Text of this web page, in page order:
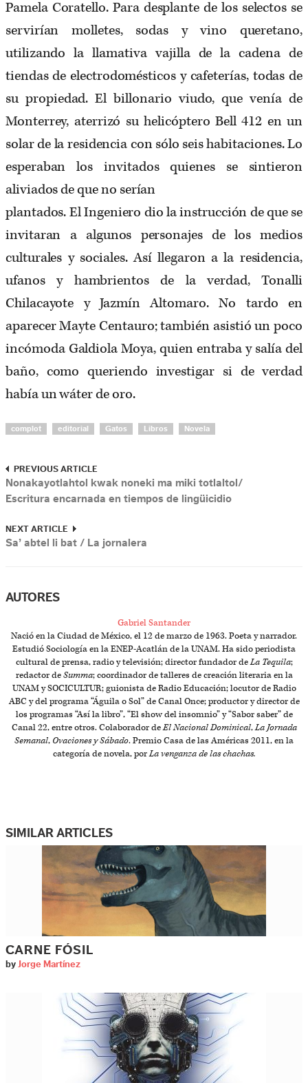
Pamela Coratello. Para desplante de los selectos se
servirían molletes, sodas y vino queretano,
utilizando la llamativa vajilla de la cadena de
tiendas de electrodomésticos y cafeterías, todas de
su propiedad. El billonario viudo, que venía de
Monterrey, aterrizó su helicóptero Bell 412 en un
solar de la residencia con sólo seis habitaciones. Lo
esperaban los invitados quienes se sintieron
aliviados de que no serían
plantados. El Ingeniero dio la instrucción de que se
invitaran a algunos personajes de los medios
culturales y sociales. Así llegaron a la residencia,
ufanos y hambrientos de la verdad, Tonalli
Chilacayote y Jazmín Altomaro. No tardo en
aparecer Mayte Centauro; también asistió un poco
incómoda Galdiola Moya, quien entraba y salía del
baño, como queriendo investigar si de verdad
había un wáter de oro.
complot editorial Gatos Libros Novela
PREVIOUS ARTICLE
Nonakayotlahtol kwak noneki ma miki totlaltol/
Escritura encarnada en tiempos de lingüicidio
NEXT ARTICLE
Sa’ abtel li bat / La jornalera
AUTORES
Gabriel Santander
Nació en la Ciudad de México, el 12 de marzo de 1963. Poeta y narrador.
Estudió Sociología en la ENEP-Acatlán de la UNAM. Ha sido periodista
cultural de prensa, radio y televisión; director fundador deLa Tequila;
redactor deSumma; coordinador de talleres de creación literaria en la
UNAM y SOCICULTUR; guionista de Radio Educación; locutor de Radio
ABC y del programa “Águila o Sol” de Canal Once; productor y director de
los programas “Así la libro”, “El show del insomnio” y “Sabor saber” de
Canal 22, entre otros. Colaborador deEl Nacional Dominical,La Jornada
Semanal, Ovaciones y Sábado. Premio Casa de las Américas 2011, en la
categoría de novela, porLa venganza de las chachas.
SIMILAR ARTICLES
CARNE FÓSIL
by Jorge Martínez